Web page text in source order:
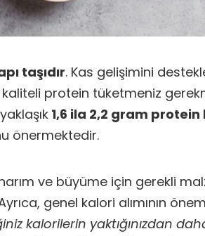
taşıdır. Kas gelişimini
protein tüketmeniz
1,6 ila 2,2 gram
önermektedir.
ve büyüme için gerekli
genel kalori alımının
kalorilerin yaktığınızdan